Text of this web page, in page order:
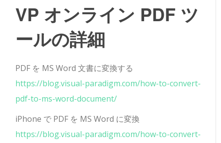
VP オンライン PDF ツ
ールの詳細
PDF を MS Word 文書に変換する
https://blog.visual-paradigm.com/how-to-convert-
pdf-to-ms-word-document/
iPhone で PDF を MS Word に変換
https://blog.visual-paradigm.com/how-to-convert-